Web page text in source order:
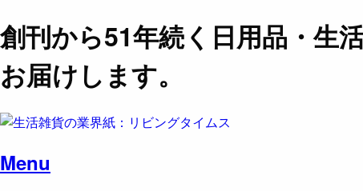
創刊から51年続く日用品・生
お届けします。
Menu